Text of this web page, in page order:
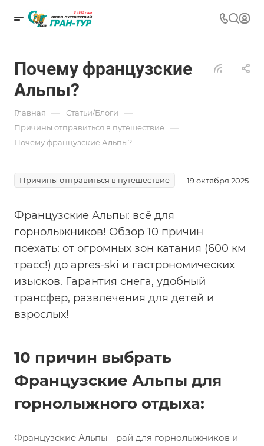
Почему французские
Альпы?
Главная — Статьи/Блоги —
Причины отправиться в путешествие —
Почему французские Альпы?
Причины отправиться в путешествие 19 октября 2025
Французские Альпы: всё для
горнолыжников! Обзор 10 причин
поехать: от огромных зон катания (600 км
трасс!) до apres-ski и гастрономических
изысков. Гарантия снега, удобный
трансфер, развлечения для детей и
взрослых!
10 причин выбрать
Французские Альпы для
горнолыжного отдыха:
Французские Альпы - рай для горнолыжников и